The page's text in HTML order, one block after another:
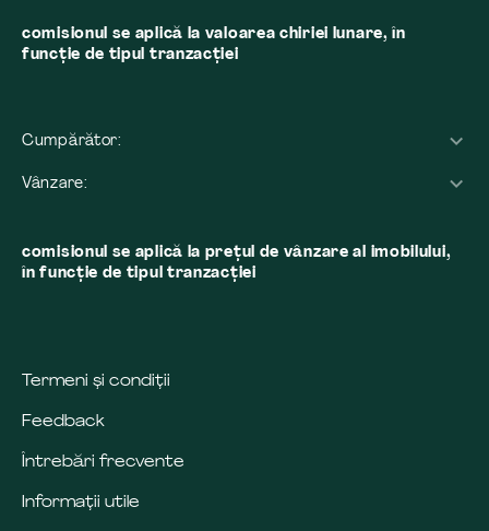
comisionul se aplică la valoarea chiriei lunare, în
funcție de tipul tranzacției
Cumpărător:
Vânzare:
comisionul se aplică la preţul de vânzare al imobilului,
în funcţie de tipul tranzacţiei
Termeni și condiții
Feedback
Întrebări frecvente
Informații utile